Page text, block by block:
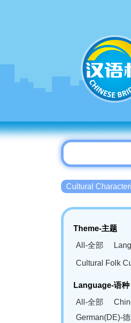
Cultural
Theme-主题
All-全部
Cultural Folk
Language-语种
All-全部
German(DE)-